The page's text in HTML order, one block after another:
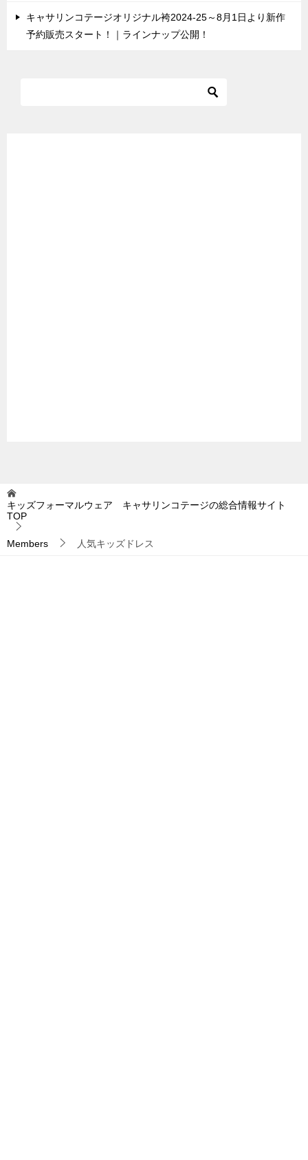
キャサリンコテージオリジナル袴2024-25～8月1日より新作
予約販売スタート！｜ラインナップ公開！
キッズフォーマルウェア キャサリンコテージの総合情報サイト
TOP
Members 人気キッズドレス